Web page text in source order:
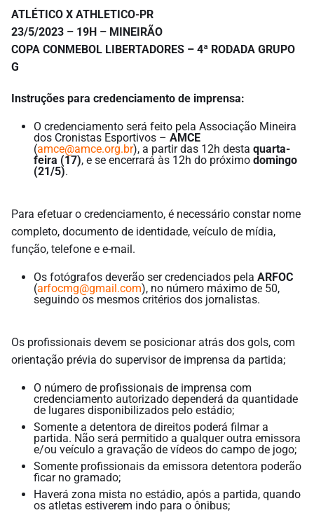
ATLÉTICO X ATHLETICO-PR
23/5/2023 – 19H – MINEIRÃO
COPA CONMEBOL LIBERTADORES – 4ª RODADA GRUPO
G
Instruções para credenciamento de imprensa:
O credenciamento será feito pela Associação Mineira
dos Cronistas Esportivos – AMCE
(amce@amce.org.br), a partir das 12h desta quarta-
feira (17), e se encerrará às 12h do próximo domingo
(21/5).
Para efetuar o credenciamento, é necessário constar nome
completo, documento de identidade, veículo de mídia,
função, telefone e e-mail.
Os fotógrafos deverão ser credenciados pela ARFOC
(arfocmg@gmail.com), no número máximo de 50,
seguindo os mesmos critérios dos jornalistas.
Os profissionais devem se posicionar atrás dos gols, com
orientação prévia do supervisor de imprensa da partida;
O número de profissionais de imprensa com
credenciamento autorizado dependerá da quantidade
de lugares disponibilizados pelo estádio;
Somente a detentora de direitos poderá filmar a
partida. Não será permitido a qualquer outra emissora
e/ou veículo a gravação de vídeos do campo de jogo;
Somente profissionais da emissora detentora poderão
ficar no gramado;
Haverá zona mista no estádio, após a partida, quando
os atletas estiverem indo para o ônibus;